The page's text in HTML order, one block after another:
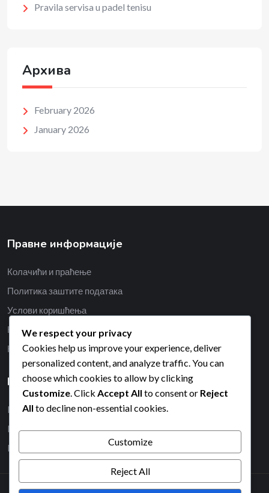
Pravila servisa u padel tenisu
Архива
February 2026
January 2026
Правне информације
Колачићи и праћење
Политика заштите података
Услови коришћења
Наша прича
Контакт
Категорије
Dimenzije terena za padel tenis
Pravila bodovanja u padel tenisu
Pravila servisa u padel tenisu
We respect your privacy
Cookies help us improve your experience, deliver
personalized content, and analyze traffic. You can
choose which cookies to allow by clicking
Customize . Click Accept All to consent or Reject
All to decline non-essential cookies.
Customize
Reject All